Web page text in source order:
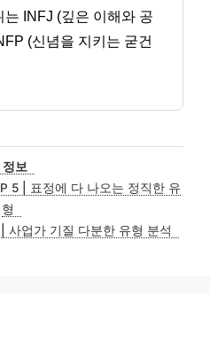
INFJ (깊은 이해와 공
(신념을 지키는 굳건
카
리
정보
5 | 표정에 다 나오는 정직한 유
형
사업가 기질 다분한 유형 분석